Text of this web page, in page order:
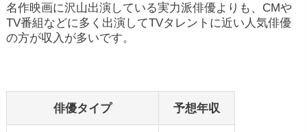
名作映画に沢山出演している実力派俳優よりも、CMや
TV番組などに多く出演してTVタレントに近い人気俳優
の方が収入が多いです。
俳優タイプ 予想年収